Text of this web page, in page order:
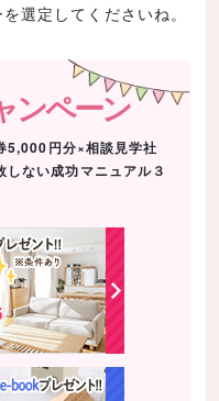
選定してくださいね。
ンペーン
5,000円分×相談見学社
しない成功マニュアル３